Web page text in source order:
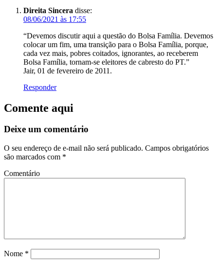
Direita Sincera disse:
08/06/2021 às 17:55
“Devemos discutir aqui a questão do Bolsa Família. Devemos
colocar um fim, uma transição para o Bolsa Família, porque,
cada vez mais, pobres coitados, ignorantes, ao receberem
Bolsa Família, tornam-se eleitores de cabresto do PT.”
Jair, 01 de fevereiro de 2011.
Responder
Comente aqui
Deixe um comentário
O seu endereço de e-mail não será publicado. Campos obrigatórios
são marcados com *
Comentário
Nome *